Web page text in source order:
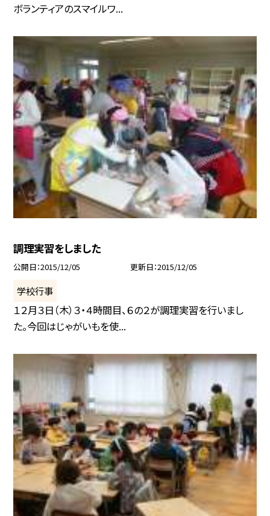
ボランティアのスマイルワ...
調理実習をしました
公開日 2015/12/05 更新日 2015/12/05
学校行事
１２月３日（木）３・４時間目、６の２が調理実習を行いまし
た。今回はじゃがいもを使...